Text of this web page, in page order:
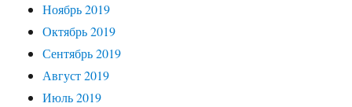
Ноябрь 2019
Октябрь 2019
Сентябрь 2019
Август 2019
Июль 2019